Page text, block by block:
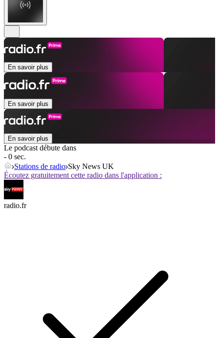
En savoir plus
En savoir plus
En savoir plus
Le podcast débute dans
- 0 sec.
Stations de radio Sky News UK
Écoutez gratuitement cette radio dans l'application :
radio.fr